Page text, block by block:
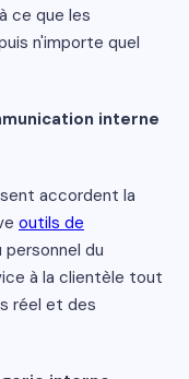
ce que les
n'importe quel
interne
accordent la
outils de
du
à la clientèle tout
réel et des